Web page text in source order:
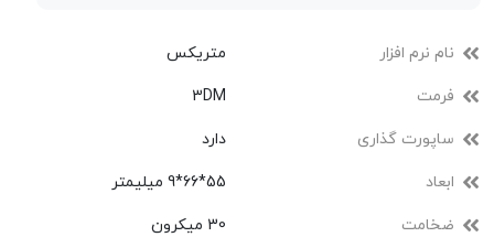
نام نرم افزار متریکس
فرمت 3DM
ساپورت گذاری دارد
ابعاد 55*66*9 میلیمتر
ضخامت 30 میکرون